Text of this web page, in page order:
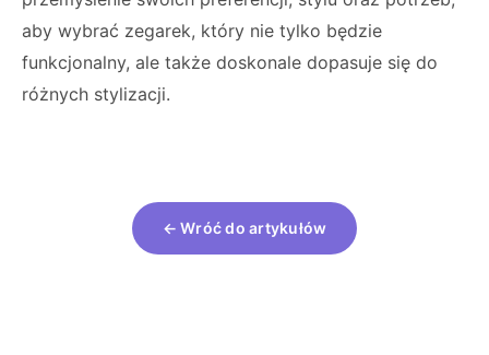
aby wybrać zegarek, który nie tylko będzie
funkcjonalny, ale także doskonale dopasuje się do
różnych stylizacji.
← Wróć do artykułów